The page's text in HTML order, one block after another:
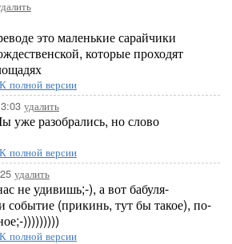
это маленькие сарайчики
которые проходят
К полной версии
удалить
уже разобрались, но слово
К полной версии
удалить
не удивишь;-), а вот бабуля-
событие (прикинь, тут бы такое), по-
)))))))))
К полной версии